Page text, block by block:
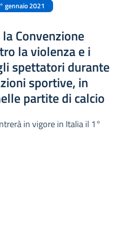
gennaio 2021
Convenzione
la violenza e i
spettatori durante
sportive, in
partite di calcio
in vigore in Italia il 1°